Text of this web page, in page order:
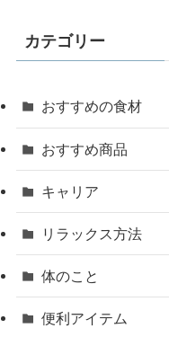
カテゴリー
おすすめの食材
おすすめ商品
キャリア
リラックス方法
体のこと
便利アイテム